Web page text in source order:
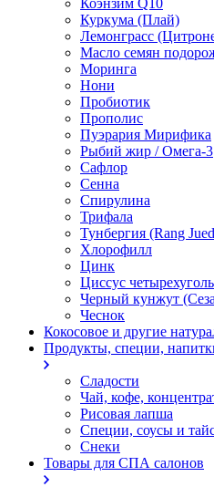
Коэнзим Q10
Куркума (Плай)
Лемонграсс
Масло семян
Моринга
Нони
Пробиотик
Прополис
Пуэрария Мирифика
Рыбий жир / Омега-3
Сафлор
Сенна
Спирулина
Трифала
Тунбергия (Rang
Хлорофилл
Цинк
Циссус
Черный кунжут
Чеснок
Кокосовое и другие
Продукты, специи,
Сладости
Чай, кофе,
Рисовая лапша
Специи, соусы и
Снеки
Товары для СПА салонов